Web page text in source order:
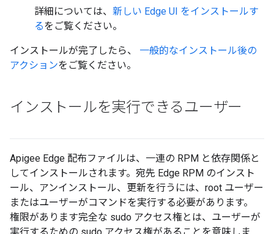
詳細については、 新しい Edge UI をインストールす
るをご覧ください。
インストールが完了したら、
一般的なインストール後の
アクションをご覧ください。
インストールを実行できるユーザー
Apigee Edge 配布ファイルは、一連の RPM と依存関係と
してインストールされます。宛先 Edge RPM のインスト
ール、アンインストール、更新を行うには、root ユーザー
またはユーザーがコマンドを実行する必要があります。
権限があります完全な sudo アクセス権とは、ユーザーが